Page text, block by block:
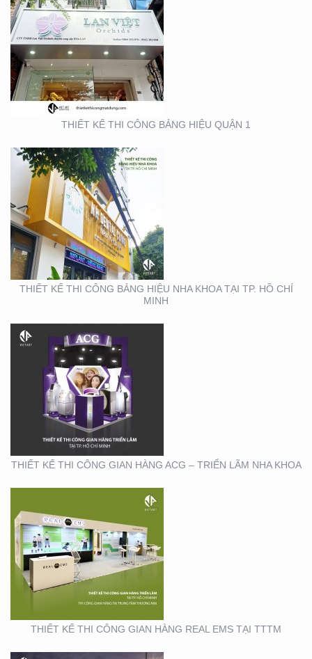
THIẾT KẾ THI CÔNG BẢNG HIỆU QUẬN 1
THIẾT KẾ THI CÔNG
BẢNG HIỆU NHA KHOA
TẠI TP. HỒ CHÍ MINH
THIẾT KẾ THI CÔNG BẢNG HIỆU NHA KHOA TẠI TP. HỒ CHÍ
MINH
THIẾT KẾ THI CÔNG
GIAN HÀNG ACG –
TRIỂN LÃM NHA KHOA
THIẾT KẾ THI CÔNG GIAN HÀNG ACG – TRIỂN LÃM NHA KHOA
THIẾT KẾ THI CÔNG
GIAN HÀNG REAL EMS
TẠI TTTM
THIẾT KẾ THI CÔNG GIAN HÀNG REAL EMS TẠI TTTM
THIẾT KẾ THI CÔNG
CHUỖI CỬA HÀNG
THỨC ĂN NHANH TORKI